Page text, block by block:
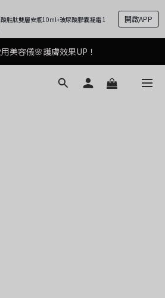
胜肽雙層安瓶10ml+玻尿酸膠囊凝霜 1
開啟APP
美容儀🌸護膚效果UP！
美容儀🌸護膚效果UP！
💧玻尿酸58% OFF活動中！